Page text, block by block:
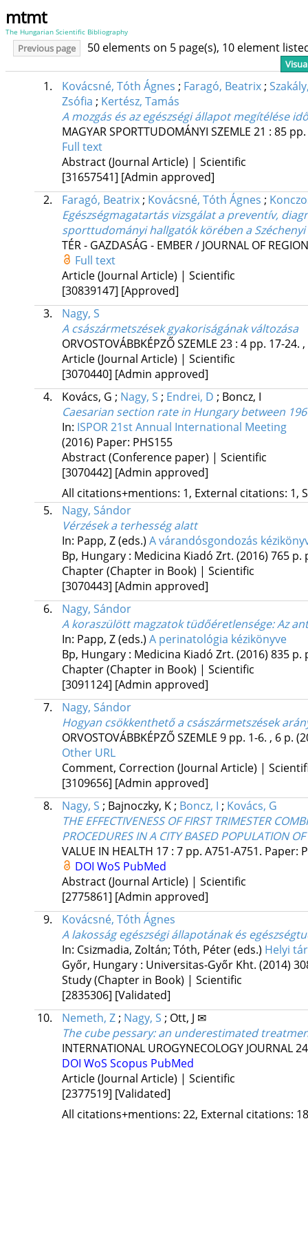
mtmt
The Hungarian Scientific Bibliography
Previous page 50 elements on 5 page(s), 10 element
1. Kovácsné, Tóth Ágnes ; Faragó, Beatrix;
Zsófia ; Kertész, Tamás
A mozgás és az egészségi állapot megítélése
MAGYAR SPORTTUDOMÁNYI SZEMLE 21 : 85
Full text
Abstract (Journal Article) | Scientific
[31657541] [Admin approved]
2.
Faragó, Beatrix; Kovácsné, Tóth Ágnes ;
Egészségmagatartás vizsgálat a preventív,
sporttudományi hallgatók körében a Széchenyi
TÉR - GAZDASÁG - EMBER / JOURNAL OF
Full text
Article (Journal Article) | Scientific
[30839147] [Approved]
3.
Nagy, S
A császármetszések gyakoriságának változása
ORVOSTOVÁBBKÉPZŐ SZEMLE 23: 4 pp. 17-24.
Article (Journal Article) | Scientific
[3070440] [Admin approved]
4.
Kovács, G ; Nagy, S ; Endrei, D ; Boncz, I
Caesarian section rate in Hungary between
In: ISPOR 21st Annual International Meeting
(2016) Paper: PHS155
Abstract (Conference paper) | Scientific
[3070442] [Admin approved]
All citations+mentions: 1, External citations: 1,
5.
Nagy, Sándor
Vérzések a terhesség alatt
In: Papp, Z (eds.) A várandósgondozás
Bp, Hungary : Medicina Kiadó Zrt. (2016) 765 p.
Chapter (Chapter in Book) | Scientific
[3070443] [Admin approved]
6.
Nagy, Sándor
A koraszülött magzatok tüdőéretlensége: Az
In: Papp, Z (eds.) A perinatológia kézikönyve
Bp, Hungary : Medicina Kiadó Zrt. (2016) 835 p.
Chapter (Chapter in Book) | Scientific
[3091124] [Admin approved]
7.
Nagy, Sándor
Hogyan csökkenthető a császármetszések
ORVOSTOVÁBBKÉPZŐ SZEMLE 9 pp. 1-6. , 6 p.
Other URL
Comment, Correction (Journal Article) |
[3109656] [Admin approved]
8.
Nagy, S ; Bajnoczky, K; Boncz, I ; Kovács, G
THE EFFECTIVENESS OF FIRST TRIMESTER
PROCEDURES IN A CITY BASED POPULATION
VALUE IN HEALTH 17: 7 pp. A751-A751. Paper:
DOI WoS PubMed
Abstract (Journal Article) | Scientific
[2775861] [Admin approved]
9.
Kovácsné, Tóth Ágnes
A lakosság egészségi állapotának és
In: Csizmadia, Zoltán; Tóth, Péter (eds.) Helyi
Győr, Hungary : Universitas-Győr Kht. (2014)
Study (Chapter in Book) | Scientific
[2835306] [Validated]
10.
Nemeth, Z; Nagy, S ; Ott, J ✉
The cube pessary: an underestimated
INTERNATIONAL UROGYNECOLOGY JOURNAL24
DOI WoS Scopus PubMed
Article (Journal Article) | Scientific
[2377519] [Validated]
All citations+mentions: 22, External citations: